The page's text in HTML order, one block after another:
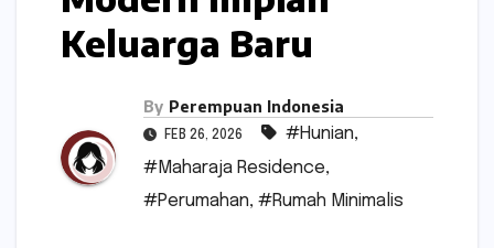
Keluarga Baru
By Perempuan Indonesia
FEB 26, 2026 #Hunian,
#Maharaja Residence,
#Perumahan, #Rumah Minimalis